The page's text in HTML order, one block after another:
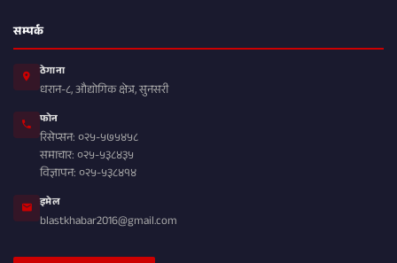
सम्पर्क
ठेगाना
धरान-८, औद्योगिक क्षेत्र, सुनसरी
फोन
रिसेप्सन: ०२५-५७५४५८
समाचार: ०२५-५३८४३५
विज्ञापन: ०२५-५३८४१४
इमेल
blastkhabar2016@gmail.com